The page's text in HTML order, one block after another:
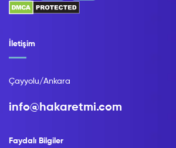
Faydalı Bilgiler
İletişim
Çayyolu/Ankara
info@hakaretmi.com